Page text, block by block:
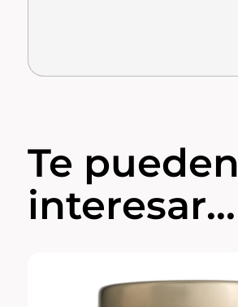
Te pueden
interesar...